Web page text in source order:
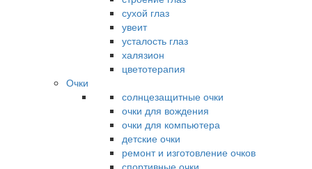
сухой глаз
увеит
усталость глаз
халязион
цветотерапия
Очки
солнцезащитные очки
очки для вождения
очки для компьютера
детские очки
ремонт и изготовление очков